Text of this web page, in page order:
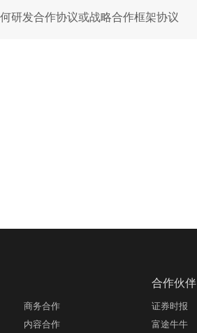
研发合作协议或战略合作框架协议
商务合作
内容合作
合作伙伴
证券时报
富途牛牛